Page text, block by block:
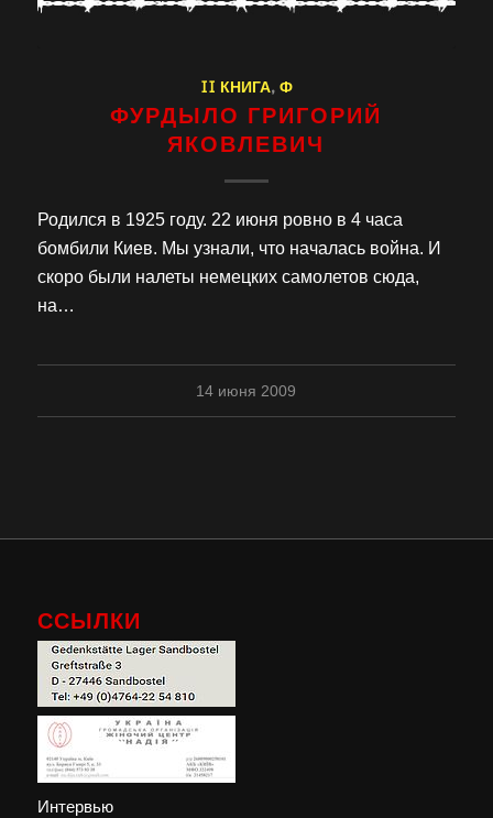
II КНИГА, Ф
ФУРДЫЛО ГРИГОРИЙ
ЯКОВЛЕВИЧ
Родился в 1925 году. 22 июня ровно в 4 часа
бомбили Киев. Мы узнали, что началась война. И
скоро были налеты немецких самолетов сюда,
на…
14 июня 2009
ССЫЛКИ
Интервью